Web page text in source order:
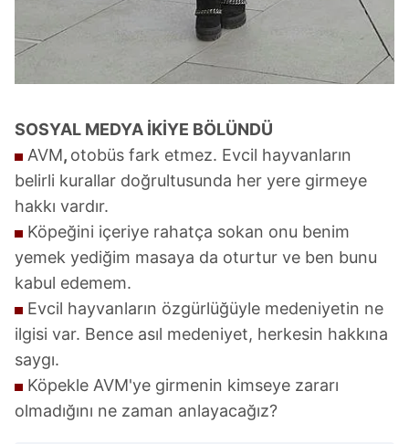
SOSYAL MEDYA İKİYE BÖLÜNDÜ
AVM, otobüs fark etmez. Evcil hayvanların
belirli kurallar doğrultusunda her yere girmeye
hakkı vardır.
Köpeğini içeriye rahatça sokan onu benim
yemek yediğim masaya da oturtur ve ben bunu
kabul edemem.
Evcil hayvanların özgürlüğüyle medeniyetin ne
ilgisi var. Bence asıl medeniyet, herkesin hakkına
saygı.
Köpekle AVM'ye girmenin kimseye zararı
olmadığını ne zaman anlayacağız?